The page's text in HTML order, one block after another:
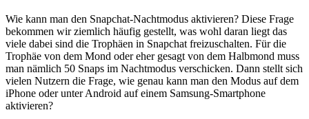
Wie kann man den Snapchat-Nachtmodus aktivieren? Diese Frage
bekommen wir ziemlich häufig gestellt, was wohl daran liegt das
viele dabei sind die Trophäen in Snapchat freizuschalten. Für die
Trophäe von dem Mond oder eher gesagt von dem Halbmond muss
man nämlich 50 Snaps im Nachtmodus verschicken. Dann stellt sich
vielen Nutzern die Frage, wie genau kann man den Modus auf dem
iPhone oder unter Android auf einem Samsung-Smartphone
aktivieren?